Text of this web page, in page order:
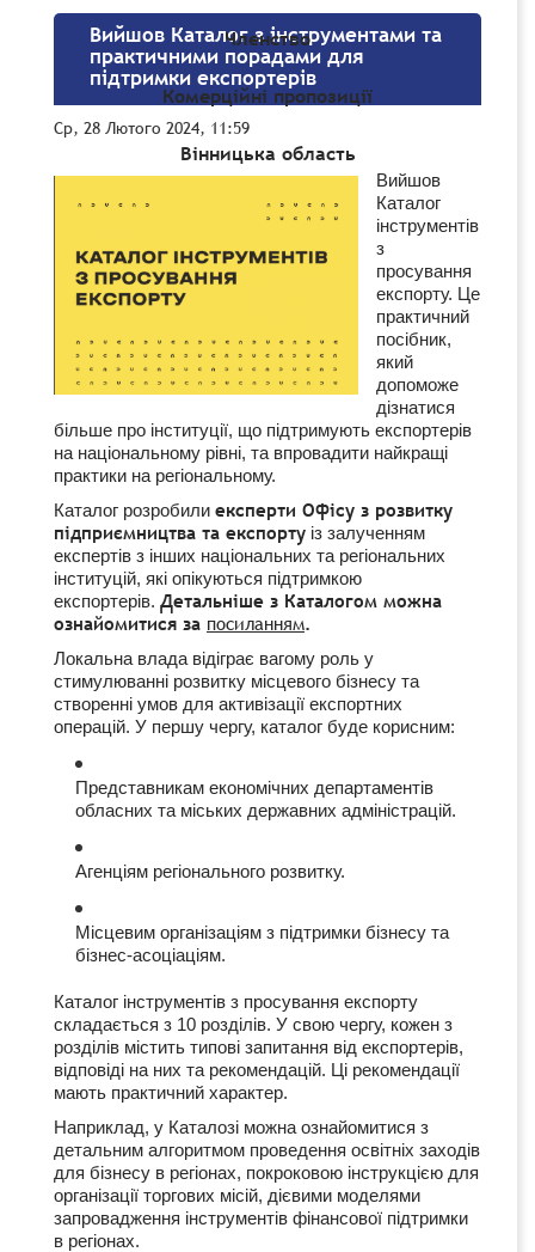
Членство
Комерційні пропозиції
Вінницька область
Вийшов Каталог з інструментами та
практичними порадами для
підтримки експортерів
Ср, 28 Лютого 2024, 11:59
Вийшов
Каталог
інструментів
з
просування
експорту. Це
практичний
посібник,
який
допоможе
дізнатися
більше про інституції, що підтримують експортерів
на національному рівні, та впровадити найкращі
практики на регіональному.
Каталог розробили експерти Офісу з розвитку
підприємництва та експорту із залученням
експертів з інших національних та регіональних
інституцій, які опікуються підтримкою
експортерів. Детальніше з Каталогом можна
ознайомитися за посиланням.
Локальна влада відіграє вагому роль у
стимулюванні розвитку місцевого бізнесу та
створенні умов для активізації експортних
операцій. У першу чергу, каталог буде корисним:
Представникам економічних департаментів
обласних та міських державних адміністрацій.
Агенціям регіонального розвитку.
Місцевим організаціям з підтримки бізнесу та
бізнес-асоціаціям.
Каталог інструментів з просування експорту
складається з 10 розділів. У свою чергу, кожен з
розділів містить типові запитання від експортерів,
відповіді на них та рекомендацій. Ці рекомендації
мають практичний характер.
Наприклад, у Каталозі можна ознайомитися з
детальним алгоритмом проведення освітніх заходів
для бізнесу в регіонах, покроковою інструкцією для
організації торгових місій, дієвими моделями
запровадження інструментів фінансової підтримки
в регіонах.